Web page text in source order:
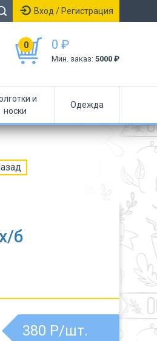
Вход / Регистрация
0 0 ₽
Мин. заказ: 5000 ₽
и
носки
Одежда
б
380 Р/шт.